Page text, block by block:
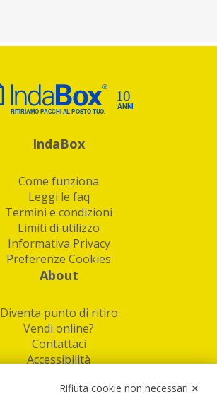
IndaBox
Come funziona
Leggi le faq
Termini e condizioni
Limiti di utilizzo
Informativa Privacy
Preferenze Cookies
About
Diventa punto di ritiro
Vendi online?
Contattaci
Accessibilità
Rifiuta cookie non necessari ✕